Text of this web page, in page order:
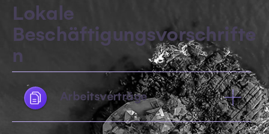
Lokale
Beschäftigungsvorschrifte
n
Arbeitsverträge